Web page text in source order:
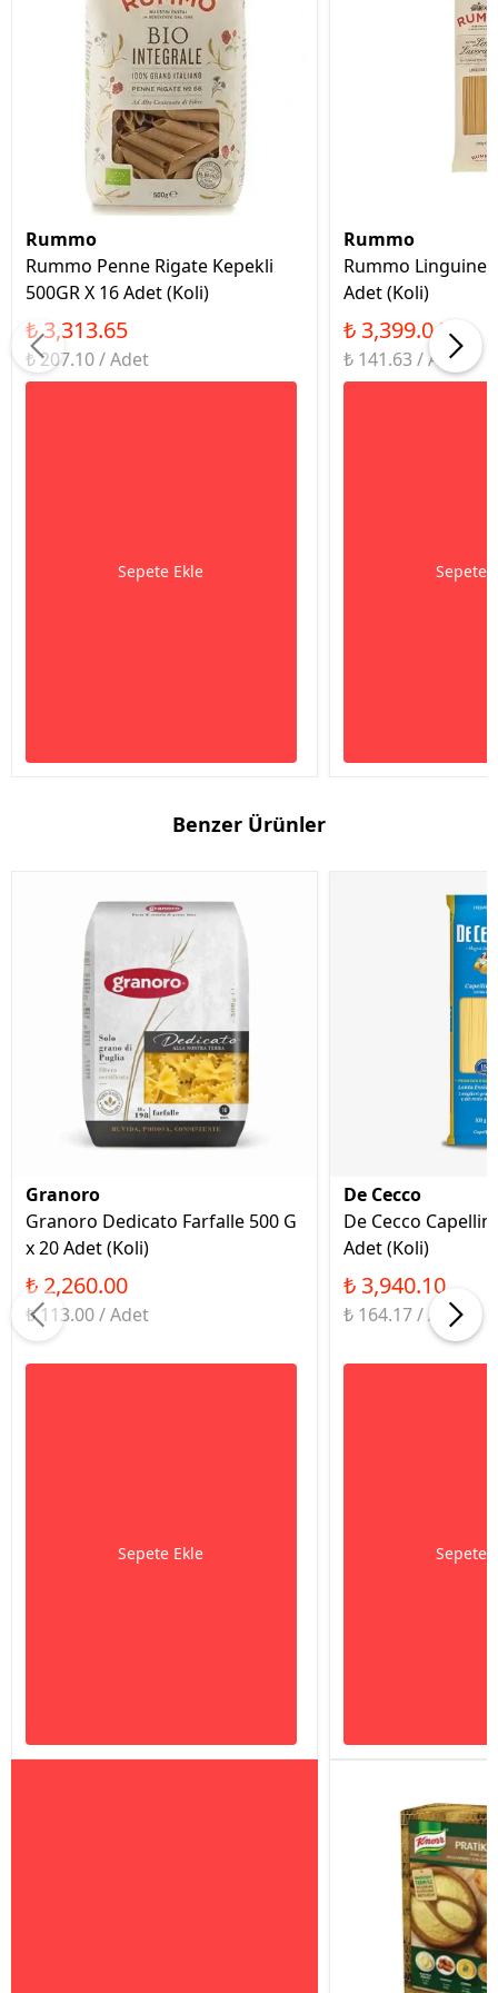
Rummo
Rummo Penne Rigate Kepekli
500GR X 16 Adet (Koli)
₺ 3,313.65
₺ 207.10 / Adet
Sepete Ekle
Rummo
Rummo Linguine
Adet (Koli)
₺ 3,399.04
₺ 141.63 / Adet
Sepete
Benzer Ürünler
Granoro
Granoro Dedicato Farfalle 500 G
x 20 Adet (Koli)
₺ 2,260.00
₺ 113.00 / Adet
Sepete Ekle
De Cecco
De Cecco
Adet (Koli)
₺ 3,940.10
₺ 164.17 / Adet
Sepete